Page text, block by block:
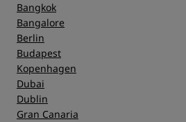
Bangkok
Bangalore
Berlin
Budapest
Kopenhagen
Dubai
Dublin
Gran Canaria